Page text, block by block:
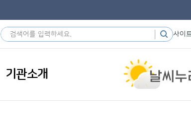
사이
기관소개